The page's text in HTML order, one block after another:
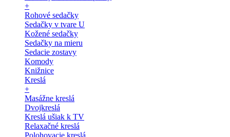
+
Rohové sedačky
Sedačky v tvare U
Kožené sedačky
Sedačky na mieru
Sedacie zostavy
Komody
Knižnice
Kreslá
+
Masážne kreslá
Dvojkreslá
Kreslá ušiak k TV
Relaxačné kreslá
Polohovacie kreslá